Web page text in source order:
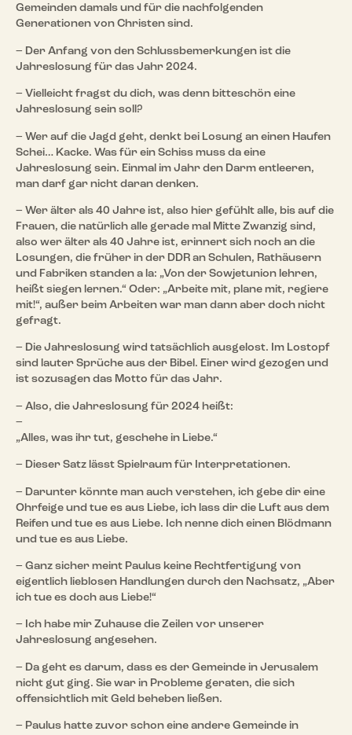
Gemeinden damals und für die nachfolgenden
Generationen von Christen sind.
– Der Anfang von den Schlussbemerkungen ist die
Jahreslosung für das Jahr 2024.
– Vielleicht fragst du dich, was denn bitteschön eine
Jahreslosung sein soll?
– Wer auf die Jagd geht, denkt bei Losung an einen Haufen
Schei… Kacke. Was für ein Schiss muss da eine
Jahreslosung sein. Einmal im Jahr den Darm entleeren,
man darf gar nicht daran denken.
– Wer älter als 40 Jahre ist, also hier gefühlt alle, bis auf die
Frauen, die natürlich alle gerade mal Mitte Zwanzig sind,
also wer älter als 40 Jahre ist, erinnert sich noch an die
Losungen, die früher in der DDR an Schulen, Rathäusern
und Fabriken standen a la: „Von der Sowjetunion lehren,
heißt siegen lernen.“ Oder: „Arbeite mit, plane mit, regiere
mit!“, außer beim Arbeiten war man dann aber doch nicht
gefragt.
– Die Jahreslosung wird tatsächlich ausgelost. Im Lostopf
sind lauter Sprüche aus der Bibel. Einer wird gezogen und
ist sozusagen das Motto für das Jahr.
– Also, die Jahreslosung für 2024 heißt:
–
„Alles, was ihr tut, geschehe in Liebe.“
– Dieser Satz lässt Spielraum für Interpretationen.
– Darunter könnte man auch verstehen, ich gebe dir eine
Ohrfeige und tue es aus Liebe, ich lass dir die Luft aus dem
Reifen und tue es aus Liebe. Ich nenne dich einen Blödmann
und tue es aus Liebe.
– Ganz sicher meint Paulus keine Rechtfertigung von
eigentlich lieblosen Handlungen durch den Nachsatz, „Aber
ich tue es doch aus Liebe!“
– Ich habe mir Zuhause die Zeilen vor unserer
Jahreslosung angesehen.
– Da geht es darum, dass es der Gemeinde in Jerusalem
nicht gut ging. Sie war in Probleme geraten, die sich
offensichtlich mit Geld beheben ließen.
– Paulus hatte zuvor schon eine andere Gemeinde in